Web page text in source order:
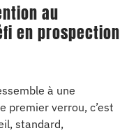
au
en prospection
à une
premier verrou, c’est
standard,